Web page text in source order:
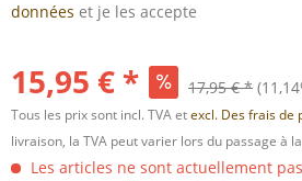
données et je les accepte
15,95 € * 17,95 € *
Tous les prix sont incl. TVA etexcl. Des frais de
livraison, la TVA peut varier lors du passage à
Les articles ne sont actuellement